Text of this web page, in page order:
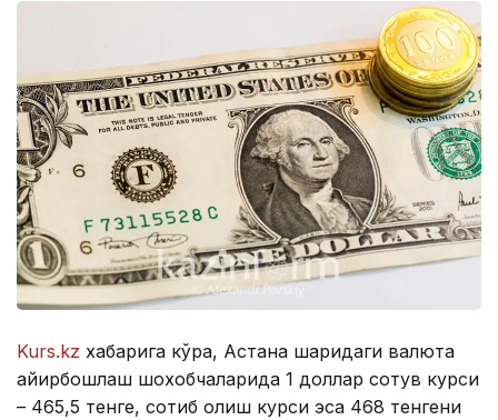
Kurs.kz хабарига кўра, Астана шаҳридаги валюта
айирбошлаш шохобчаларида 1 доллар сотув курси
– 465,5 тенге, сотиб олиш курси эса 468 тенгени